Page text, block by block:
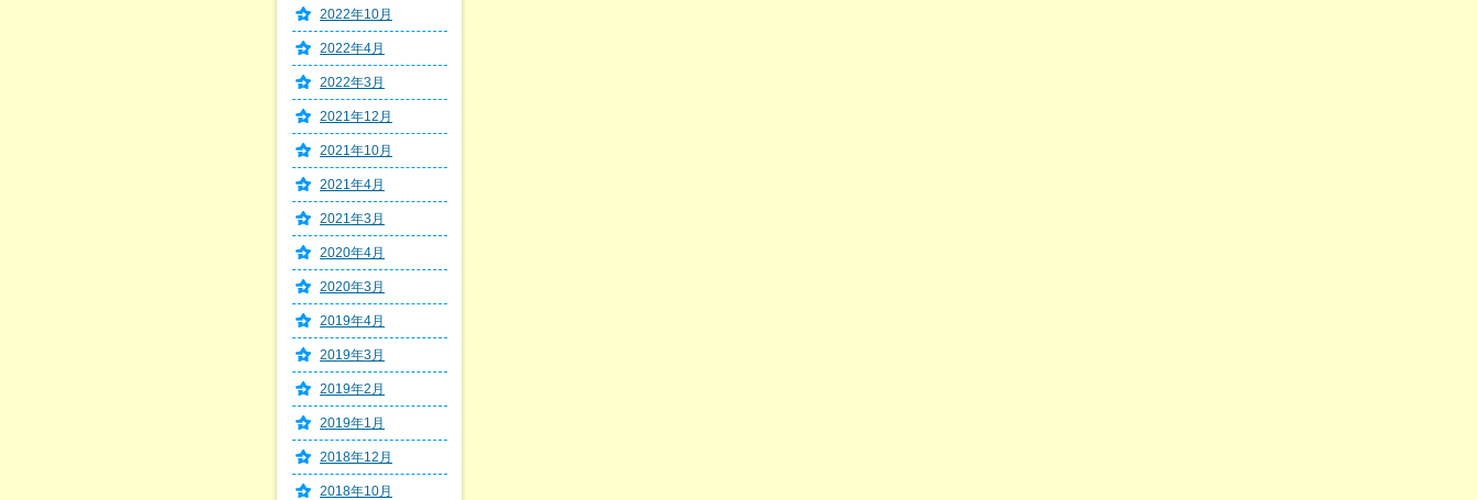
2022年10月
2022年4月
2022年3月
2021年12月
2021年10月
2021年4月
2021年3月
2020年4月
2020年3月
2019年4月
2019年3月
2019年2月
2019年1月
2018年12月
2018年10月